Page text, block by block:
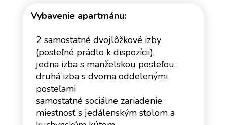
Vybavenie apartmánu:
2 samostatné dvojlôžkové izby
(posteľné prádlo k dispozícii),
jedna izba s manželskou posteľou,
druhá izba s dvoma oddelenými
posteľami
samostatné sociálne zariadenie,
miestnosť s jedálenským stolom a